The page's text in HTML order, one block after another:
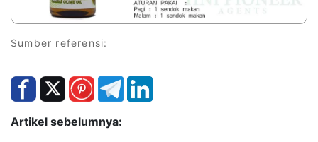
Sumber referensi:
Artikel sebelumnya: